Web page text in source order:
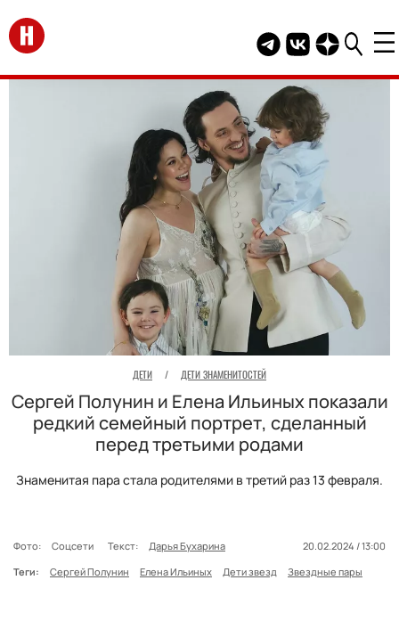
Перейти на главную
Telegram канал
Группа HELLO
Канал
ДЕТИ / ДЕТИ ЗНАМЕНИТОСТЕЙ
Сергей Полунин и Елена Ильиных показали
редкий семейный портрет, сделанный
перед третьими родами
Знаменитая пара стала родителями в третий раз 13 февраля.
Фото: Соцсети Текст: Дарья Бухарина
20.02.2024 / 13:00
Теги:
Сергей Полунин Елена Ильиных Дети звезд Звездные пары